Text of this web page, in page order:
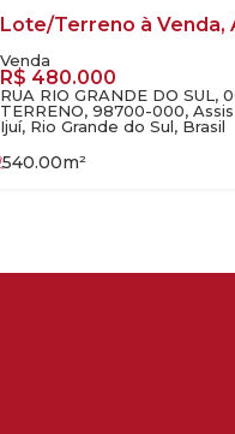
R$ 480.000
RUA RIO GRANDE DO SUL,
TERRENO, 98700-000,
Ijuí, Rio Grande do Sul, Brasil
540.00m²